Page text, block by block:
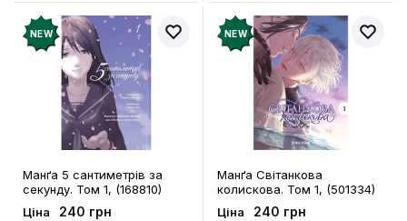
NEW
Манґа 5 сантиметрів за
секунду. Том 1, (168810)
Ціна 240 грн
NEW
Манґа Світанкова
колискова. Том 1, (501334)
Ціна 240 грн